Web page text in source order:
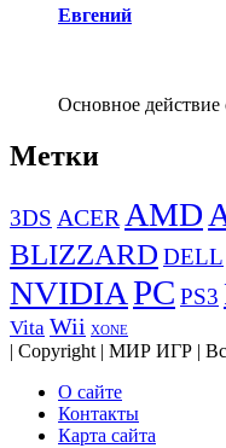
Евгений
Основное действие
Метки
3DS ACERAMD
BLIZZARD DELL
NVIDIAPC PS3
Vita Wii XONE
| Copyright | МИР ИГР |
О сайте
Контакты
Карта сайта